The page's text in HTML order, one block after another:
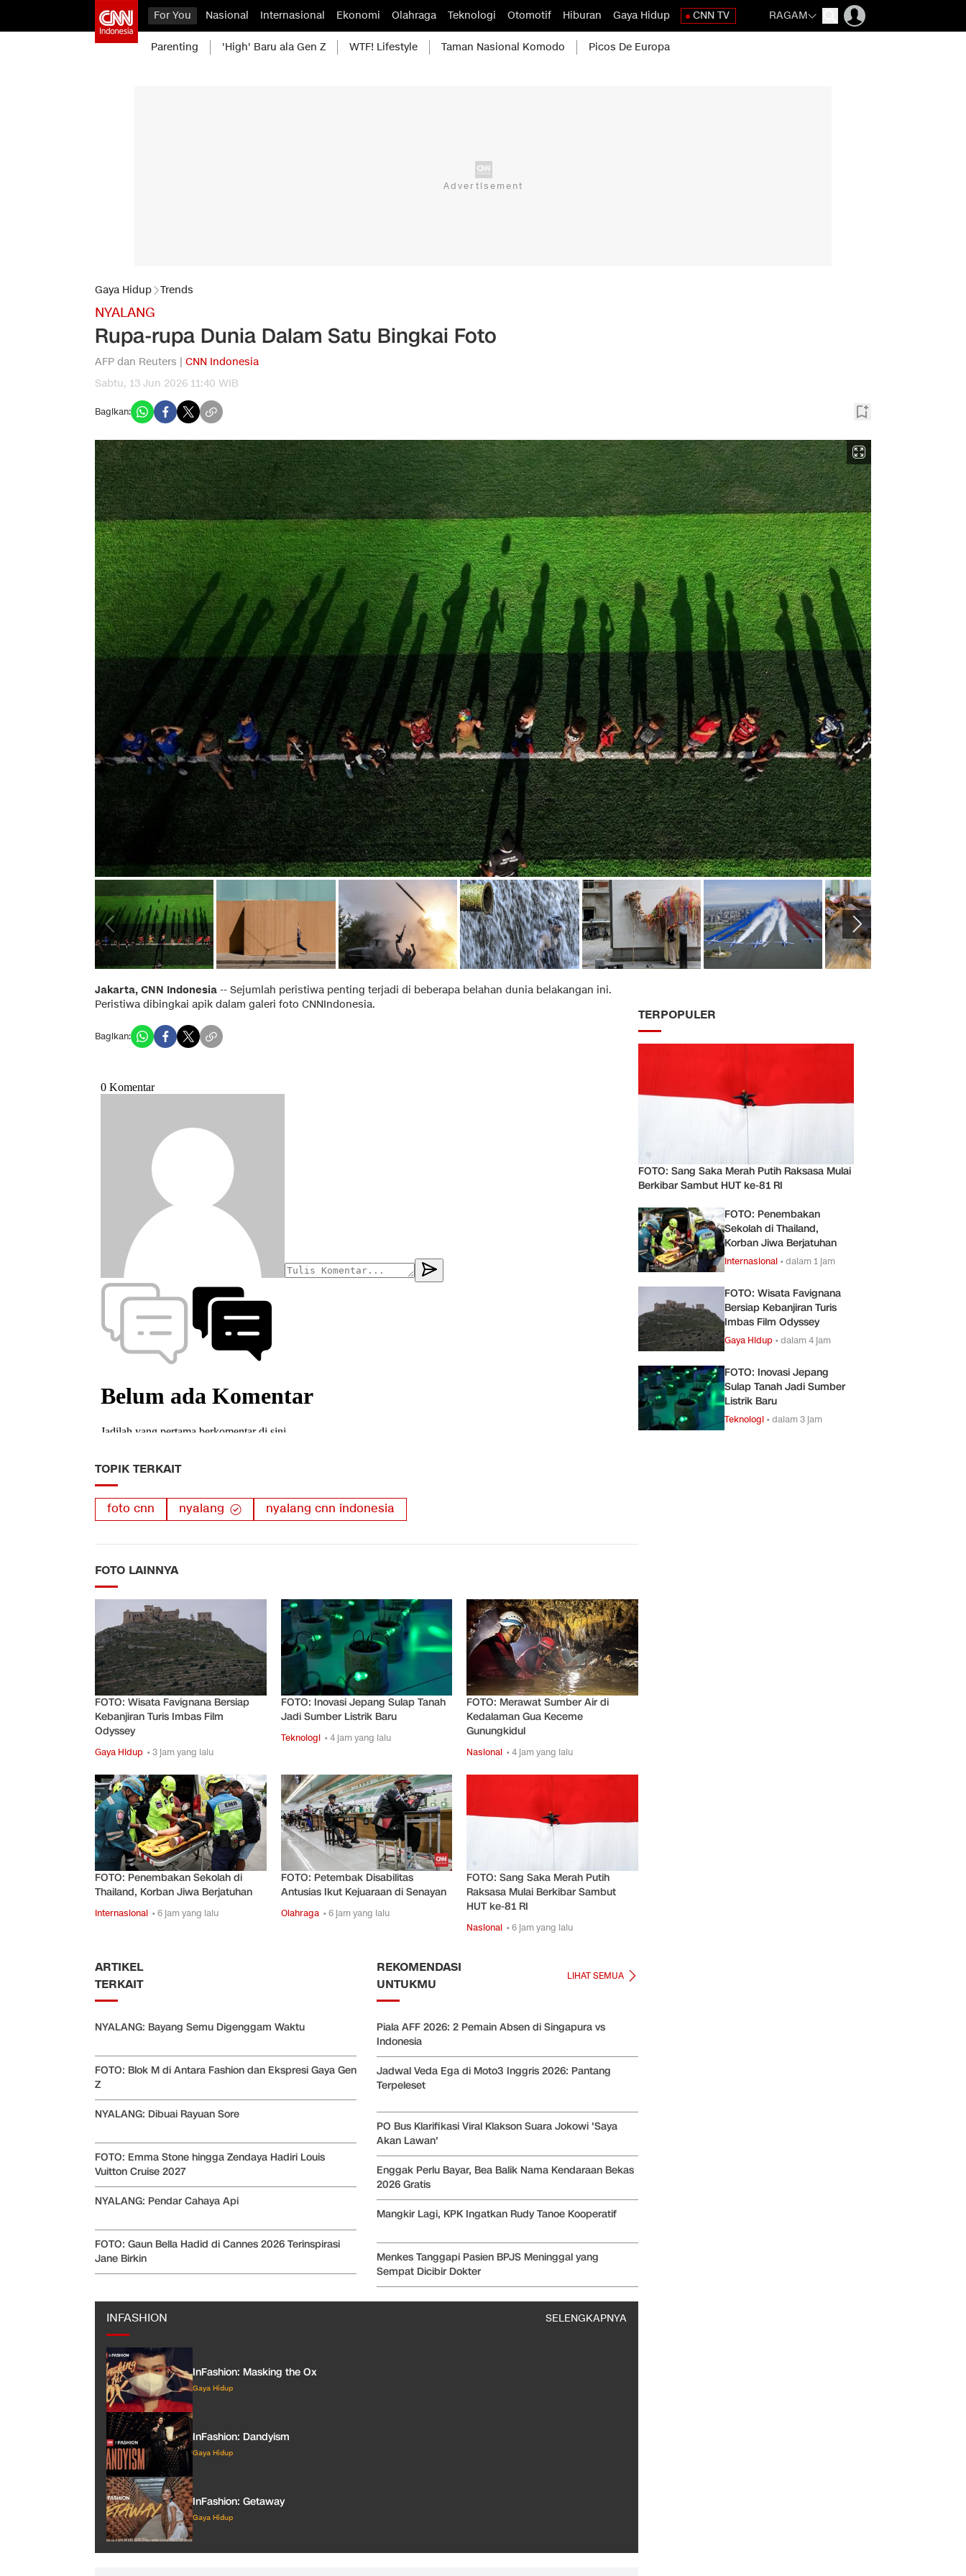
For You Nasional Internasional Ekonomi Olahraga Teknologi Otomotif Hiburan Gaya Hidup CNN TV RAGAM
Parenting 'High' Baru ala Gen Z WTF! Lifestyle Taman Nasional Komodo Picos De Europa
Gaya Hidup Trends
NYALANG
Rupa-rupa Dunia Dalam Satu Bingkai Foto
AFP dan Reuters | CNN Indonesia
Sabtu, 13 Jun 2026 11:40 WIB
Bagikan:
Jakarta, CNN Indonesia -- Sejumlah peristiwa penting terjadi di beberapa belahan dunia belakangan ini.
Peristiwa dibingkai apik dalam galeri foto CNNIndonesia.
Bagikan:
TOPIK TERKAIT
foto cnn nyalang nyalang cnn indonesia
FOTO LAINNYA
FOTO: Wisata Favignana Bersiap
Kebanjiran Turis Imbas Film
Odyssey
Gaya Hidup • 3 jam yang lalu
FOTO: Inovasi Jepang Sulap Tanah
Jadi Sumber Listrik Baru
Teknologi • 4 jam yang lalu
FOTO: Merawat Sumber Air di
Kedalaman Gua Keceme
Gunungkidul
Nasional • 4 jam yang lalu
FOTO: Penembakan Sekolah di
Thailand, Korban Jiwa Berjatuhan
Internasional • 6 jam yang lalu
FOTO: Petembak Disabilitas
Antusias Ikut Kejuaraan di Senayan
Olahraga • 6 jam yang lalu
FOTO: Sang Saka Merah Putih
Raksasa Mulai Berkibar Sambut
HUT ke-81 RI
Nasional • 6 jam yang lalu
ARTIKEL
TERKAIT
NYALANG: Bayang Semu Digenggam Waktu
FOTO: Blok M di Antara Fashion dan Ekspresi Gaya Gen
Z
NYALANG: Dibuai Rayuan Sore
FOTO: Emma Stone hingga Zendaya Hadiri Louis
Vuitton Cruise 2027
NYALANG: Pendar Cahaya Api
FOTO: Gaun Bella Hadid di Cannes 2026 Terinspirasi
Jane Birkin
REKOMENDASI
UNTUKMU
LIHAT SEMUA
Piala AFF 2026: 2 Pemain Absen di Singapura vs
Indonesia
Jadwal Veda Ega di Moto3 Inggris 2026: Pantang
Terpeleset
PO Bus Klarifikasi Viral Klakson Suara Jokowi 'Saya
Akan Lawan'
Enggak Perlu Bayar, Bea Balik Nama Kendaraan Bekas
2026 Gratis
Mangkir Lagi, KPK Ingatkan Rudy Tanoe Kooperatif
Menkes Tanggapi Pasien BPJS Meninggal yang
Sempat Dicibir Dokter
INFASHION SELENGKAPNYA
InFashion: Masking the Ox
Gaya Hidup
InFashion: Dandyism
Gaya Hidup
InFashion: Getaway
Gaya Hidup
TERPOPULER
FOTO: Sang Saka Merah Putih Raksasa Mulai
Berkibar Sambut HUT ke-81 RI
FOTO: Penembakan
Sekolah di Thailand,
Korban Jiwa Berjatuhan
Internasional •dalam 1 jam
FOTO: Wisata Favignana
Bersiap Kebanjiran Turis
Imbas Film Odyssey
Gaya Hidup •dalam 4 jam
FOTO: Inovasi Jepang
Sulap Tanah Jadi Sumber
Listrik Baru
Teknologi •dalam 3 jam